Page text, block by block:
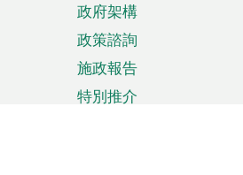
政府架構
政策諮詢
施政報告
特別推介